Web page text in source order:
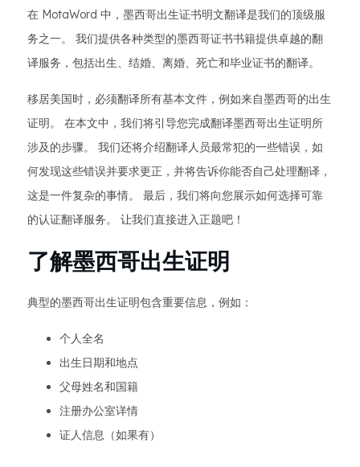
在 MotaWord 中，墨西哥出生证书明文翻译是我们的顶级服
务之一。 我们提供各种类型的墨西哥证书书籍提供卓越的翻
译服务，包括出生、结婚、离婚、死亡和毕业证书的翻译。
移居美国时，必须翻译所有基本文件，例如来自墨西哥的出生
证明。 在本文中，我们将引导您完成翻译墨西哥出生证明所
涉及的步骤。 我们还将介绍翻译人员最常犯的一些错误，如
何发现这些错误并要求更正，并将告诉你能否自己处理翻译，
这是一件复杂的事情。 最后，我们将向您展示如何选择可靠
的认证翻译服务。 让我们直接进入正题吧！
了解墨西哥出生证明
典型的墨西哥出生证明包含重要信息，例如：
个人全名
出生日期和地点
父母姓名和国籍
注册办公室详情
证人信息（如果有）